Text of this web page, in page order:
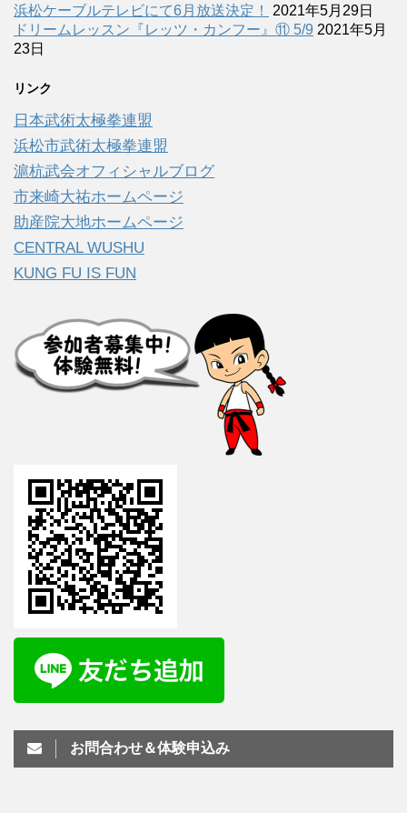
浜松ケーブルテレビにて6月放送決定！
2021年5月29日
ドリームレッスン『レッツ・カンフー』⑪ 5/9 2021年5月
23日
リンク
日本武術太極拳連盟
浜松市武術太極拳連盟
滬杭武会オフィシャルブログ
市来崎大祐ホームページ
助産院大地ホームページ
CENTRAL WUSHU
KUNG FU IS FUN
お問合わせ＆体験申込み